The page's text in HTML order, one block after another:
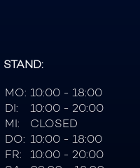
STAND:
MO: 10:00 - 18:00
DI:
10:00 - 20:00
MI:
CLOSED
DO: 10:00 - 18:00
FR:
10:00 - 20:00